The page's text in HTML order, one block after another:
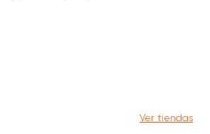
Ver tiendas